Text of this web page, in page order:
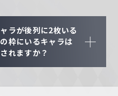
ラが後列に2枚いる
枠にいるキャラは
れますか？